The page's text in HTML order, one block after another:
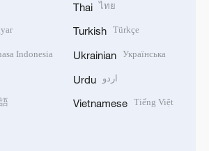
Indonesia
Thai ไทย
Turkish Türkçe
Ukrainian Українська
Urdu اردو
Vietnamese Tiếng Việt